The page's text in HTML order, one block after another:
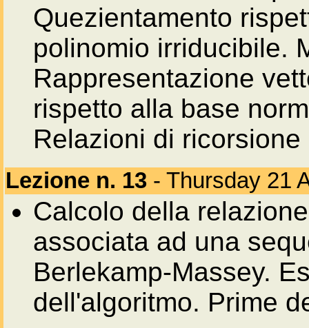
Quezientamento
polinomio irriducibile.
Rappresentazione
rispetto alla base
Relazioni di
Lezione n. 13 - Thursday 21
Calcolo della
associata ad una
Berlekamp-Massey.
dell'algoritmo. Prime